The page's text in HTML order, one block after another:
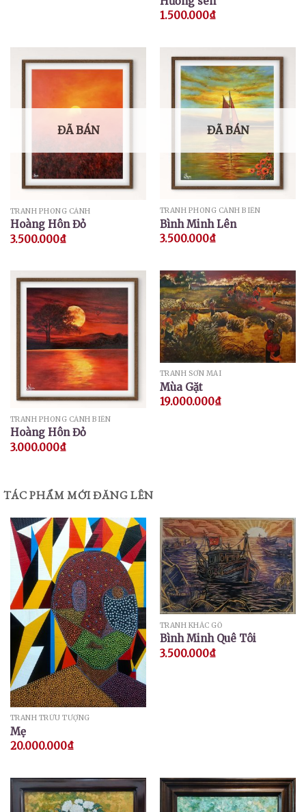
1.500.000₫
ĐÃ BÁN
TRANH PHONG CẢNH
Hoàng Hôn Đỏ
3.500.000₫
ĐÃ BÁN
TRANH PHONG CẢNH BIỂN
Bình Minh Lên
3.500.000₫
TRANH PHONG CẢNH BIỂN
Hoàng Hôn Đỏ
3.000.000₫
TRANH SƠN MÀI
Mùa Gặt
19.000.000₫
TÁC PHẨM MỚI ĐĂNG LÊN
TRANH TRỪU TƯỢNG
Mẹ
20.000.000₫
TRANH KHẮC GỖ
Bình Minh Quê Tôi
3.500.000₫